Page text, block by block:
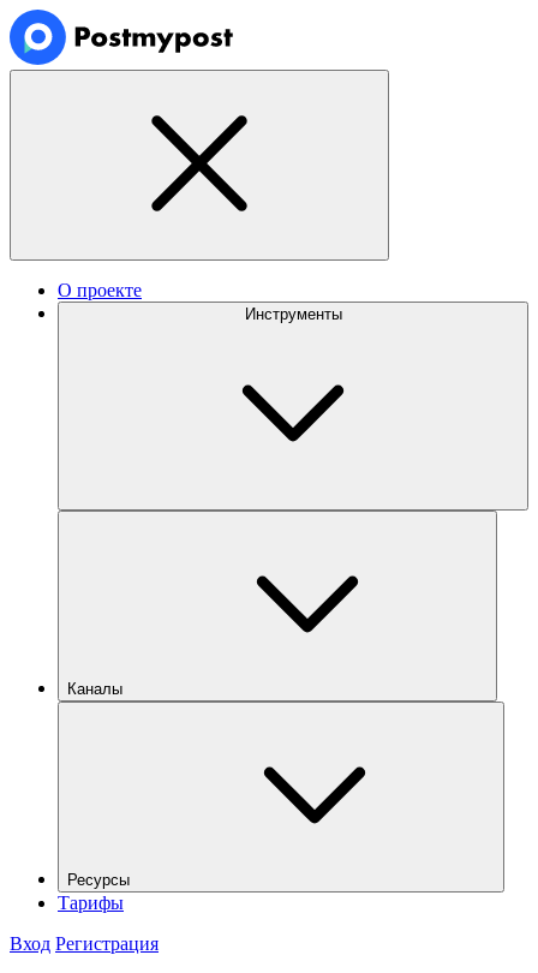
О проекте
Инструменты
Каналы
Ресурсы
Тарифы
Вход Регистрация